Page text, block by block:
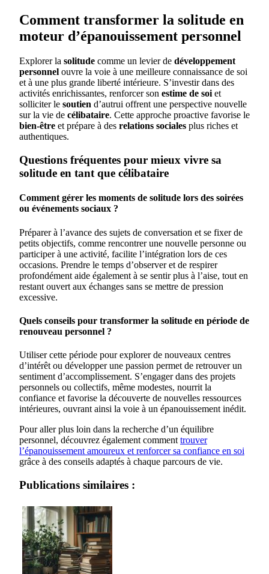
Comment transformer la solitude en
moteur d’épanouissement personnel
Explorer la solitude comme un levier de développement
personnel ouvre la voie à une meilleure connaissance de soi
et à une plus grande liberté intérieure. S’investir dans des
activités enrichissantes, renforcer son estime de soiet
solliciter le soutien d’autrui offrent une perspective nouvelle
sur la vie de célibataire. Cette approche proactive favorise le
bien-être et prépare à des relations sociales plus riches et
authentiques.
Questions fréquentes pour mieux vivre sa
solitude en tant que célibataire
Comment gérer les moments de solitude lors des soirées
ou événements sociaux ?
Préparer à l’avance des sujets de conversation et se fixer de
petits objectifs, comme rencontrer une nouvelle personne ou
participer à une activité, facilite l’intégration lors de ces
occasions. Prendre le temps d’observer et de respirer
profondément aide également à se sentir plus à l’aise, tout en
restant ouvert aux échanges sans se mettre de pression
excessive.
Quels conseils pour transformer la solitude en période de
renouveau personnel ?
Utiliser cette période pour explorer de nouveaux centres
d’intérêt ou développer une passion permet de retrouver un
sentiment d’accomplissement. S’engager dans des projets
personnels ou collectifs, même modestes, nourrit la
confiance et favorise la découverte de nouvelles ressources
intérieures, ouvrant ainsi la voie à un épanouissement inédit.
Pour aller plus loin dans la recherche d’un équilibre
personnel, découvrez également comment trouver
l’épanouissement amoureux et renforcer sa confiance en soi
grâce à des conseils adaptés à chaque parcours de vie.
Publications similaires :